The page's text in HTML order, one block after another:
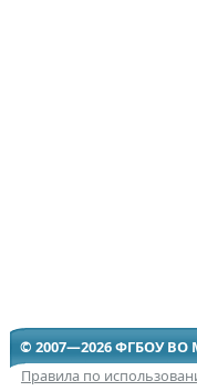
© 2007—2026 ФГБОУ ВО
Правила по